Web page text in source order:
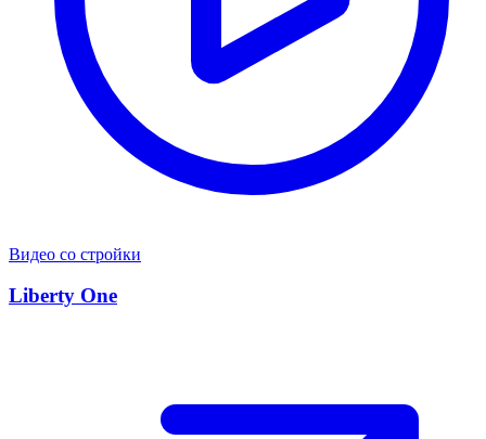
Видео со стройки
Liberty One